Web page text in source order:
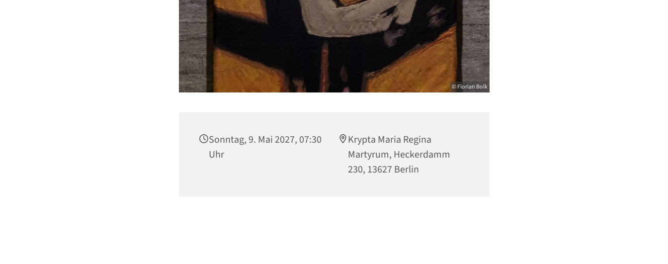
© Florian Bolk
Sonntag, 9. Mai 2027, 07:30
Uhr
Krypta Maria Regina
Martyrum, Heckerdamm
230, 13627 Berlin